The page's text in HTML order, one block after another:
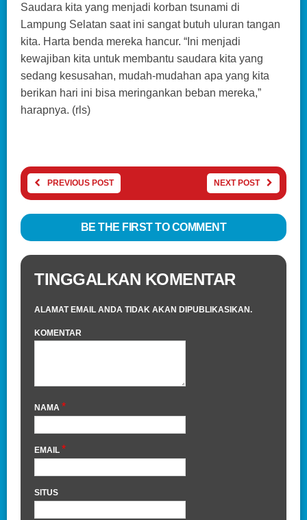
Saudara kita yang menjadi korban tsunami di
Lampung Selatan saat ini sangat butuh uluran tangan
kita. Harta benda mereka hancur. “Ini menjadi
kewajiban kita untuk membantu saudara kita yang
sedang kesusahan, mudah-mudahan apa yang kita
berikan hari ini bisa meringankan beban mereka,”
harapnya. (rls)
PREVIOUS POST NEXT POST
BE THE FIRST TO COMMENT
TINGGALKAN KOMENTAR
ALAMAT EMAIL ANDA TIDAK AKAN DIPUBLIKASIKAN.
KOMENTAR
NAMA *
EMAIL *
SITUS